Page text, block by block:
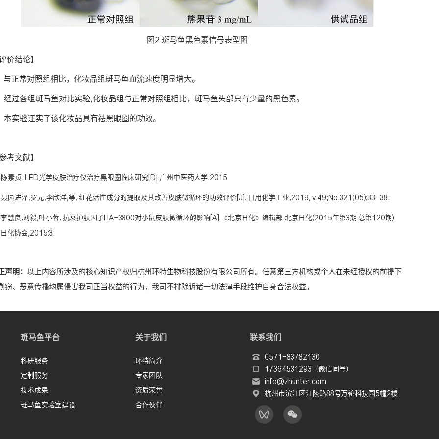
图2 斑马鱼黑色素信号表型图
评价结论】
与正常对照组相比，化妆品组斑马鱼血流速度明显增大。
经过各组斑马鱼对比实验,化妆品组与正常对照组相比，斑马鱼头部只有少量的黑色素。
本实验证实了该化妆品具有祛黑眼圈的功效。
参考文献】
陈素贞. LED光学皮肤治疗仪治疗黑眼圈临床研究[D].广州中医药大学.2015
聂园进泽,罗元,李欣洋,等. 红花活性成分的提取及其改善皮肤微循环的功效评价[J]. 日用化学工业,2019, v.49;No.321(05):33-38.
李慧良,刘毅,叶小蓉. 抗衰护肤因子HA-3800对小鼠皮肤微循环的影响[A].《北京日化》编辑部.北京日化(2015年第3期 总第120期)
化协会,2015:3.
声明： 以上内容所涉及的核心知识产权归杭州环特生物科技股份有限公司所有。任意第三方机构或个人在未经授权的前提下
窃、恶意传播均属侵害我司正当权益的行为，我司不排除诉诸一切法律手段维护自身合法权益。
斑马鱼平台
科研服务
定制服务
技术成果
斑马鱼实验室建设
关于我们
环特简介
专家团队
资质荣誉
合作伙伴
联系我们
0571-83782130
17364531293（微信同号）
info@zhunter.com
杭州市滨江区江陵路88号万轮科技园5幢2楼